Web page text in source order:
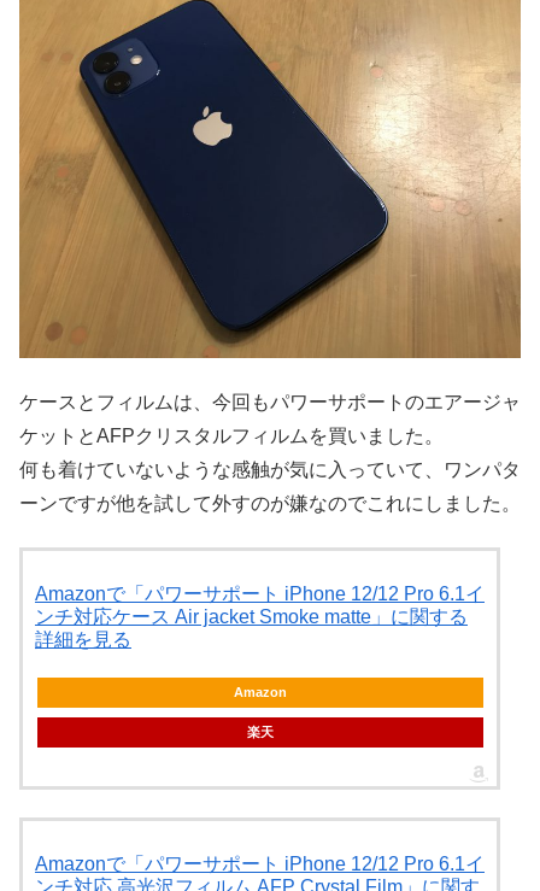
ケースとフィルムは、今回もパワーサポートのエアージャ
ケットとAFPクリスタルフィルムを買いました。
何も着けていないような感触が気に入っていて、ワンパタ
ーンですが他を試して外すのが嫌なのでこれにしました。
Amazonで「パワーサポート iPhone 12/12 Pro 6.1イ
ンチ対応ケース Air jacket Smoke matte」に関する
詳細を見る
Amazon
楽天
Amazonで「パワーサポート iPhone 12/12 Pro 6.1イ
ンチ対応 高光沢フィルム AFP Crystal Film」に関す